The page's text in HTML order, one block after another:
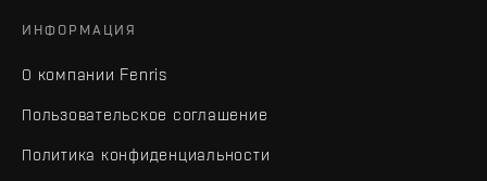
ИНФОРМАЦИЯ
О компании Fenris
Пользовательское соглашение
Политика конфиденциальности